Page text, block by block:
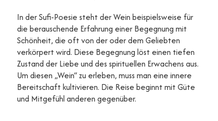
In der Sufi-Poesie steht der Wein beispielsweise für
die berauschende Erfahrung einer Begegnung mit
Schönheit, die oft von der oder dem Geliebten
verkörpert wird. Diese Begegnung löst einen tiefen
Zustand der Liebe und des spirituellen Erwachens aus.
Um diesen „Wein“ zu erleben, muss man eine innere
Bereitschaft kultivieren. Die Reise beginnt mit Güte
und Mitgefühl anderen gegenüber.